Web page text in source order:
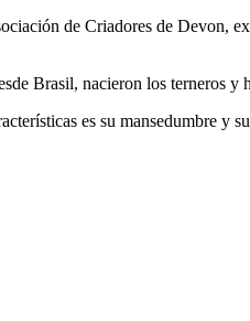
de Criadores de Devon,
Brasil, nacieron los terneros
es su mansedumbre